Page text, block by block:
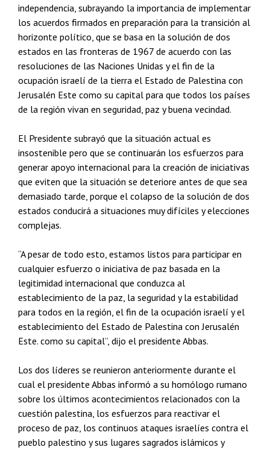
independencia, subrayando la importancia de implementar
los acuerdos firmados en preparación para la transición al
horizonte político, que se basa en la solución de dos
estados en las fronteras de 1967 de acuerdo con las
resoluciones de las Naciones Unidas y el fin de la
ocupación israelí de la tierra el Estado de Palestina con
Jerusalén Este como su capital para que todos los países
de la región vivan en seguridad, paz y buena vecindad.
El Presidente subrayó que la situación actual es
insostenible pero que se continuarán los esfuerzos para
generar apoyo internacional para la creación de iniciativas
que eviten que la situación se deteriore antes de que sea
demasiado tarde, porque el colapso de la solución de dos
estados conducirá a situaciones muy difíciles y elecciones
complejas.
“A pesar de todo esto, estamos listos para participar en
cualquier esfuerzo o iniciativa de paz basada en la
legitimidad internacional que conduzca al
establecimiento de la paz, la seguridad y la estabilidad
para todos en la región, el fin de la ocupación israelí y el
establecimiento del Estado de Palestina con Jerusalén
Este. como su capital”, dijo el presidente Abbas.
Los dos líderes se reunieron anteriormente durante el
cual el presidente Abbas informó a su homólogo rumano
sobre los últimos acontecimientos relacionados con la
cuestión palestina, los esfuerzos para reactivar el
proceso de paz, los continuos ataques israelíes contra el
pueblo palestino y sus lugares sagrados islámicos y